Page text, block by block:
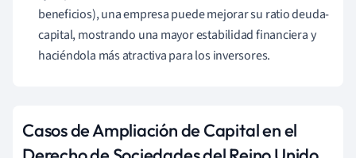
beneficios), una empresa puede mejorar su ratio deuda-
capital, mostrando una mayor estabilidad financiera y
haciéndola más atractiva para los inversores.
Casos de Ampliación de Capital en el